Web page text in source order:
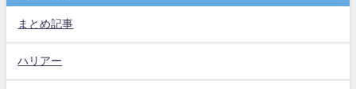
まとめ記事
ハリアー